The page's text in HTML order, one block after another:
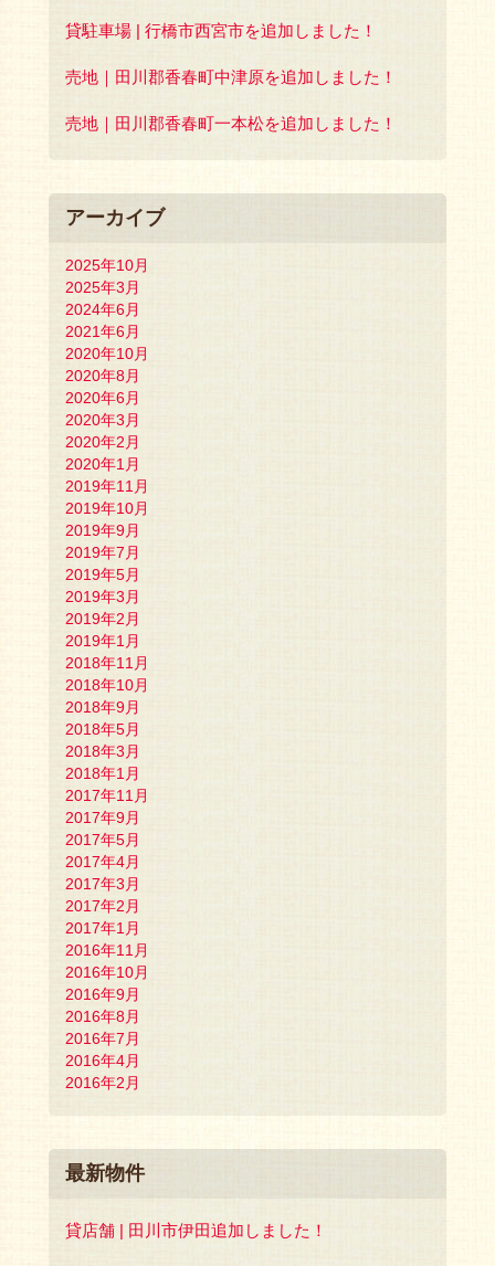
貸駐車場 | 行橋市西宮市を追加しました！
売地｜田川郡香春町中津原を追加しました！
売地｜田川郡香春町一本松を追加しました！
アーカイブ
2025年10月
2025年3月
2024年6月
2021年6月
2020年10月
2020年8月
2020年6月
2020年3月
2020年2月
2020年1月
2019年11月
2019年10月
2019年9月
2019年7月
2019年5月
2019年3月
2019年2月
2019年1月
2018年11月
2018年10月
2018年9月
2018年5月
2018年3月
2018年1月
2017年11月
2017年9月
2017年5月
2017年4月
2017年3月
2017年2月
2017年1月
2016年11月
2016年10月
2016年9月
2016年8月
2016年7月
2016年4月
2016年2月
最新物件
貸店舗 | 田川市伊田追加しました！